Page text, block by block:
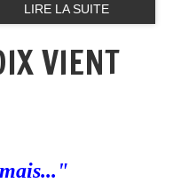
LIRE LA SUITE
VIENT